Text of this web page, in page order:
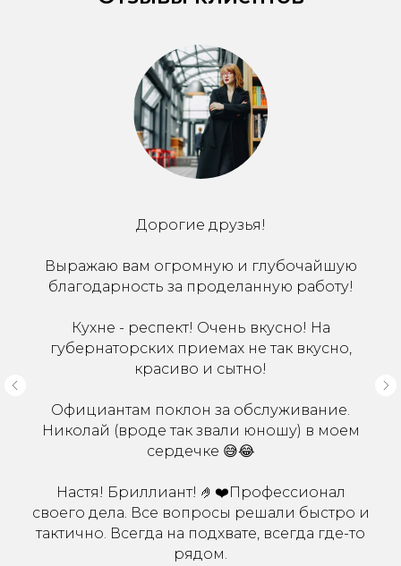
Дорогие друзья!
Выражаю вам огромную и глубочайшую
благодарность за проделанную работу!
Кухне - респект! Очень вкусно! На
губернаторских приемах не так вкусно,
красиво и сытно!
Официантам поклон за обслуживание.
Николай (вроде так звали юношу) в моем
сердечке 😅😂
Настя! Бриллиант! 🤌❤️Профессионал
своего дела. Все вопросы решали быстро и
тактично. Всегда на подхвате, всегда где-то
рядом.